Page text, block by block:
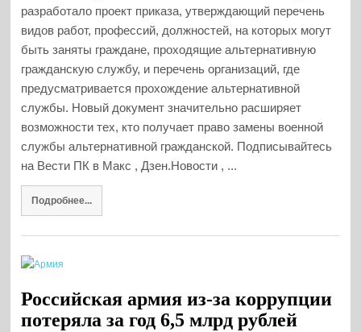
разработало проект приказа, утверждающий перечень
видов работ, профессий, должностей, на которых могут
быть заняты граждане, проходящие альтернативную
гражданскую службу, и перечень организаций, где
предусматривается прохождение альтернативной
службы. Новый документ значительно расширяет
возможности тех, кто получает право замены военной
службы альтернативной гражданской. Подписывайтесь
на Вести ПК в Макс , Дзен.Новости , ...
Подробнее...
Российская армия из-за коррупции
потеряла за год 6,5 млрд рублей